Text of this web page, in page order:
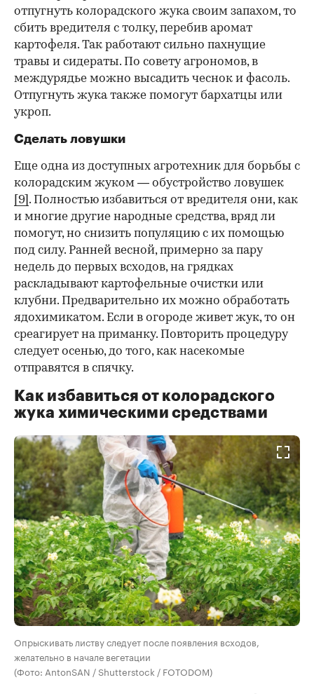
отпугнуть колорадского жука своим запахом, то
сбить вредителя с толку, перебив аромат
картофеля. Так работают сильно пахнущие
травы и сидераты. По совету агрономов, в
междурядье можно высадить чеснок и фасоль.
Отпугнуть жука также помогут бархатцы или
укроп.
Сделать ловушки
Еще одна из доступных агротехник для борьбы с
колорадским жуком — обустройство ловушек
[9] . Полностью избавиться от вредителя они, как
и многие другие народные средства, вряд ли
помогут, но снизить популяцию с их помощью
под силу. Ранней весной, примерно за пару
недель до первых всходов, на грядках
раскладывают картофельные очистки или
клубни. Предварительно их можно обработать
ядохимикатом. Если в огороде живет жук, то он
среагирует на приманку. Повторить процедуру
следует осенью, до того, как насекомые
отправятся в спячку.
Как избавиться от колорадского
жука химическими средствами
Опрыскивать листву следует после появления всходов,
желательно в начале вегетации
(Фото: AntonSAN / Shutterstock / FOTODOM)